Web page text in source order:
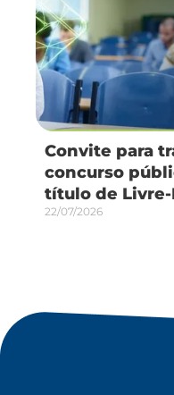
Convite para
concurso
título de Livre-
22/07/2026